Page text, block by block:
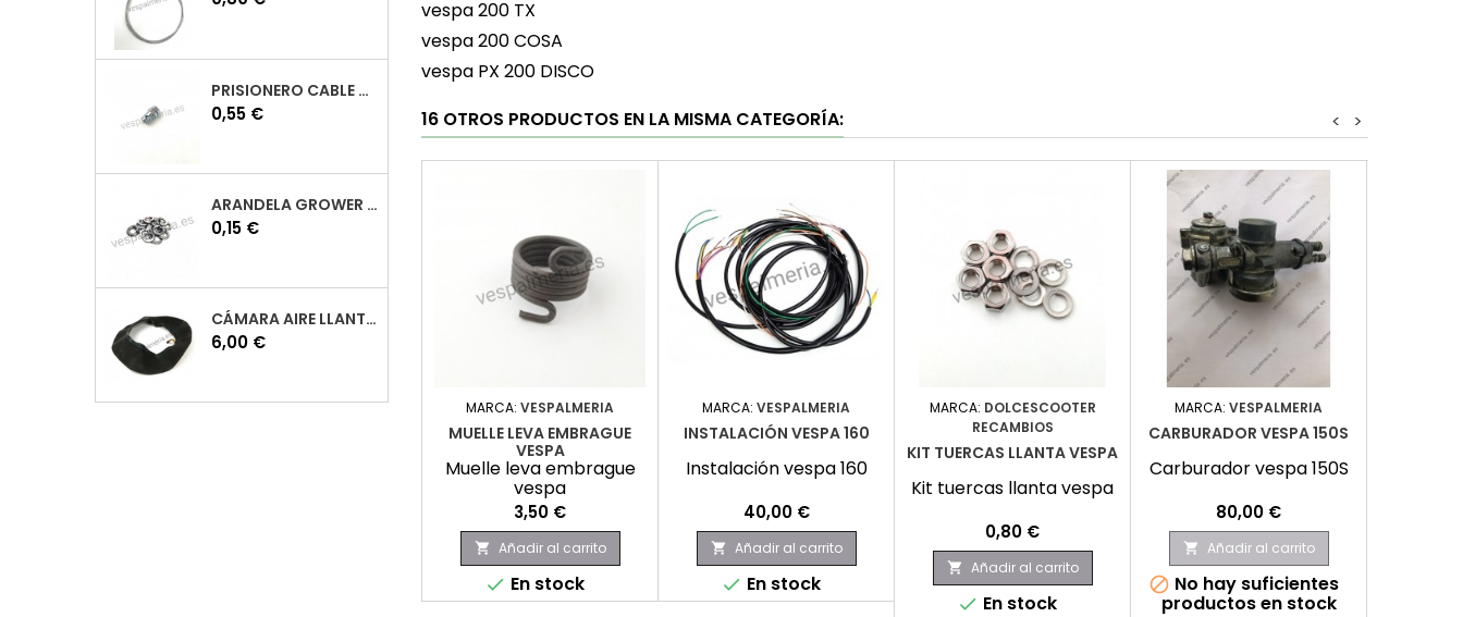
PRISIONERO CABLE CAMBIO VESPA
Precio
0,55 €
ARANDELA GROWER M7 INOX VESPA
Precio
0,15 €
CÁMARA AIRE LLANTA 10 VESPA
Precio
6,00 €
vespa 200 TX
vespa 200 COSA
vespa PX 200 DISCO
16 OTROS PRODUCTOS EN LA MISMA CATEGORÍA:
>
<
MARCA: VESPALMERIA
MUELLE LEVA EMBRAGUE
VESPA
Muelle leva embrague
vespa
Precio
3,50 €
 Añadir al carrito
 En stock
MARCA: VESPALMERIA
INSTALACIÓN VESPA 160
Instalación vespa 160
Precio
40,00 €
 Añadir al carrito
 En stock
MARCA: DOLCESCOOTER
RECAMBIOS
KIT TUERCAS LLANTA VESPA
Kit tuercas llanta vespa
Precio
0,80 €
 Añadir al carrito
 En stock
MARCA: VESPALMERIA
CARBURADOR VESPA 150S
Carburador vespa 150S
Precio
80,00 €
 Añadir al carrito
 No hay suficientes
productos en stock